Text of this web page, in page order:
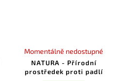
NATURA - Přírodní
prostředek proti padlí
Momentálně nedostupné